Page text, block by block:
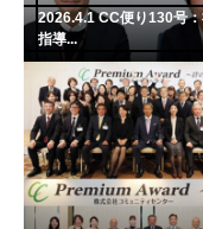
2026.4.1 CC便り130号
指導...